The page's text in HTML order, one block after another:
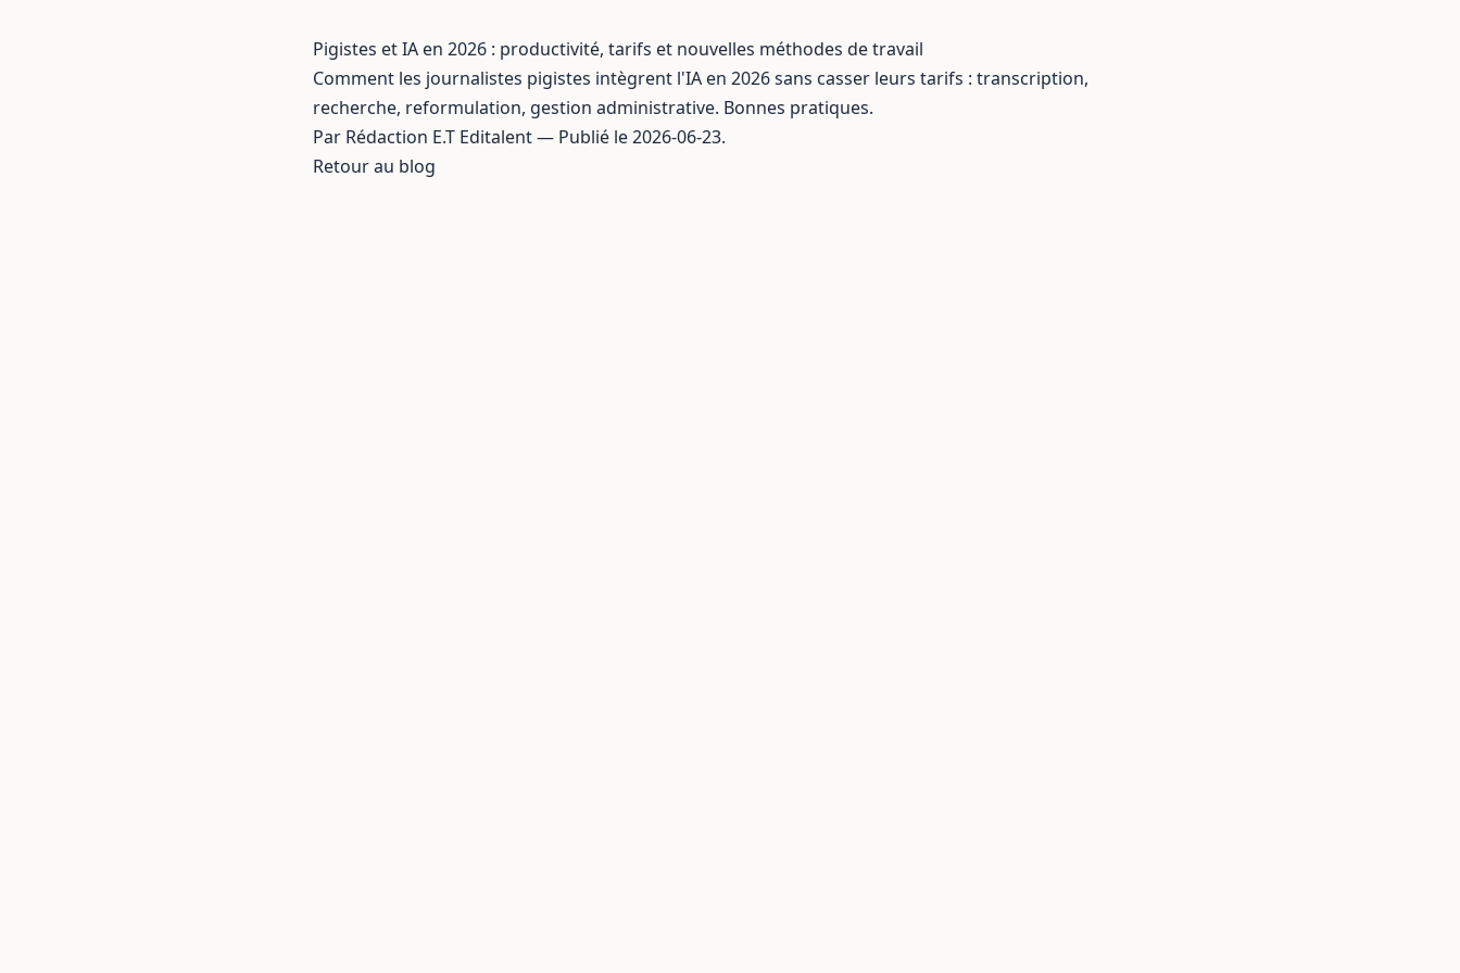
Pigistes et IA en 2026 : productivité, tarifs et nouvelles méthodes de travail
Comment les journalistes pigistes intègrent l'IA en 2026 sans casser leurs tarifs : transcription,
recherche, reformulation, gestion administrative. Bonnes pratiques.
Par Rédaction E.T Editalent — Publié le 2026-06-23.
Retour au blog